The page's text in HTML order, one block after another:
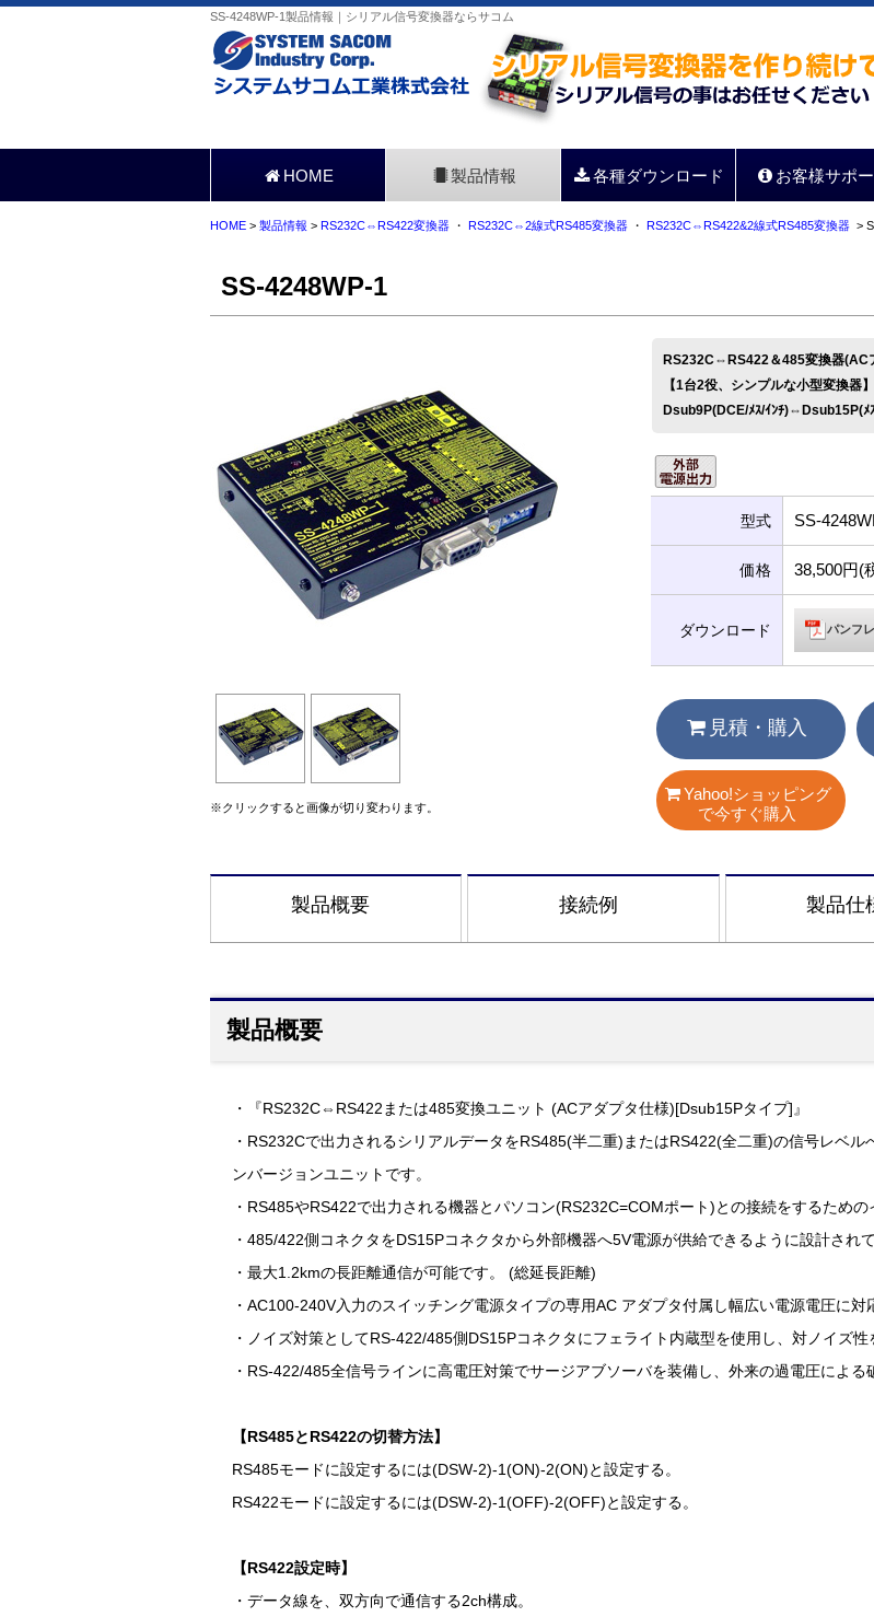
SS-4248WP-1製品情報｜シリアル信号変換器ならサコム
HOME 製品情報 各種ダウンロード お客様サポ
HOME > 製品情報 > RS232C⇔RS422変換器 ・ RS232C⇔2線式RS485変換器 ・ RS232C⇔RS422&2線式RS485変換器 >
SS-4248WP-1
※クリックすると画像が切り変わります。
RS232C⇔RS422＆485変換器(AC
【1台2役、シンプルな小型変換器】
Dsub9P(DCE/ﾒｽ/ｲﾝﾁ)⇔Dsub15P(ﾒ
型式 SS-
価格 38,500円(
ダウンロード パンフ
見積・購入
Yahoo!ショッピング
で今すぐ購入
製品概要 接続例 製品仕
製品概要
・『RS232C⇔RS422または485変換ユニット (ACアダプタ仕様)[Dsub15Pタイプ]』
・RS232Cで出力されるシリアルデータをRS485(半二重)またはRS422(全二重)の信号レベ
ンバージョンユニットです。
・RS485やRS422で出力される機器とパソコン(RS232C=COMポート)との接続をするため
・485/422側コネクタをDS15Pコネクタから外部機器へ5V電源が供給できるように設計されて
・最大1.2kmの長距離通信が可能です。 (総延長距離)
・AC100-240V入力のスイッチング電源タイプの専用AC アダプタ付属し幅広い電源電圧に対
・ノイズ対策としてRS-422/485側DS15Pコネクタにフェライト内蔵型を使用し、対ノイズ性
・RS-422/485全信号ラインに高電圧対策でサージアブソーバを装備し、外来の過電圧による
【RS485とRS422の切替方法】
RS485モードに設定するには(DSW-2)-1(ON)-2(ON)と設定する。
RS422モードに設定するには(DSW-2)-1(OFF)-2(OFF)と設定する。
【RS422設定時】
・データ線を、双方向で通信する2ch構成。